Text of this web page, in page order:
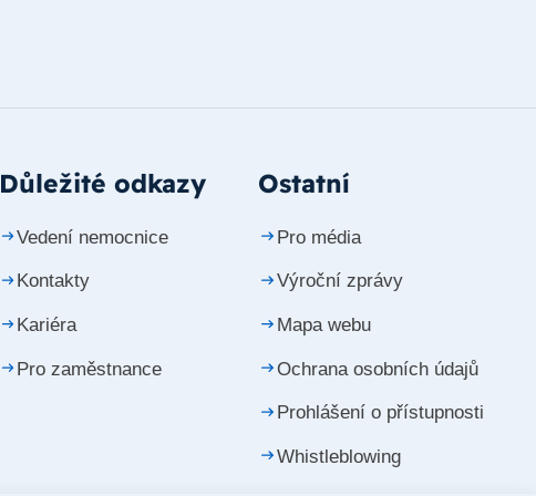
Důležité odkazy
Vedení nemocnice
Kontakty
Kariéra
Pro zaměstnance
Ostatní
Pro média
Výroční zprávy
Mapa webu
Ochrana osobních údajů
Prohlášení o přístupnosti
Whistleblowing